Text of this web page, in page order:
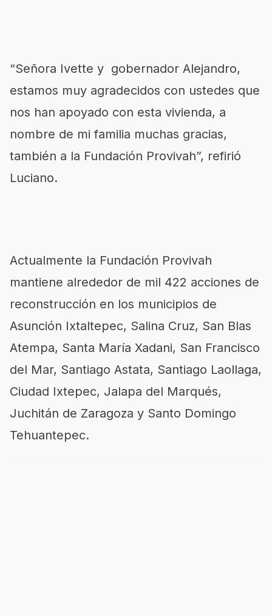
“Señora Ivette y gobernador Alejandro,
estamos muy agradecidos con ustedes que
nos han apoyado con esta vivienda, a
nombre de mi familia muchas gracias,
también a la Fundación Provivah”, refirió
Luciano.
Actualmente la Fundación Provivah
mantiene alrededor de mil 422 acciones de
reconstrucción en los municipios de
Asunción Ixtaltepec, Salina Cruz, San Blas
Atempa, Santa María Xadani, San Francisco
del Mar, Santiago Astata, Santiago Laollaga,
Ciudad Ixtepec, Jalapa del Marqués,
Juchitán de Zaragoza y Santo Domingo
Tehuantepec.